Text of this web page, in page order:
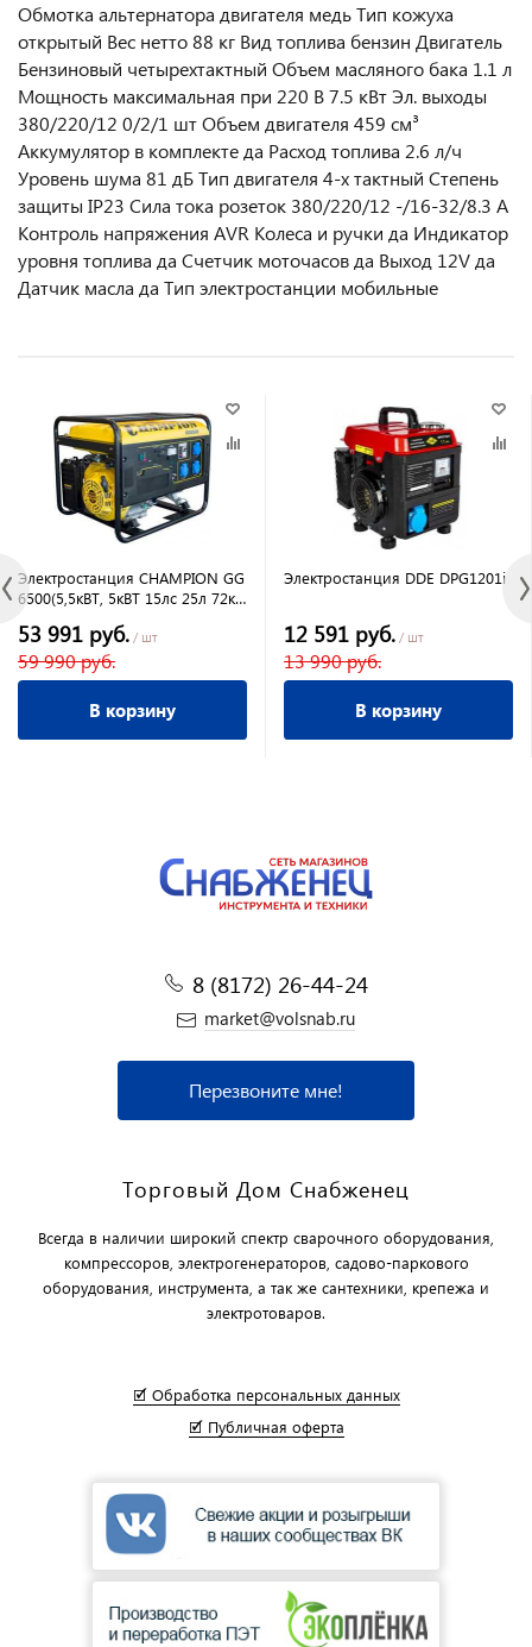
Обмотка альтернатора двигателя медь Тип кожуха
открытый Вес нетто 88 кг Вид топлива бензин Двигатель
Бензиновый четырехтактный Объем масляного бака 1.1 л
Мощность максимальная при 220 В 7.5 кВт Эл. выходы
380/220/12 0/2/1 шт Объем двигателя 459 см³
Аккумулятор в комплекте да Расход топлива 2.6 л/ч
Уровень шума 81 дБ Тип двигателя 4-х тактный Степень
защиты IP23 Сила тока розеток 380/220/12 -/16-32/8.3 А
Контроль напряжения AVR Колеса и ручки да Индикатор
уровня топлива да Счетчик моточасов да Выход 12V да
Датчик масла да Тип электростанции мобильные
Электростанция CHAMPION GG
6500(5,5кВТ, 5кВТ 15лс 25л 72кг
53 991 руб. / шт
59 990 руб.
В корзину
Электростанция DDE DPG1201i
12 591 руб. / шт
13 990 руб.
В корзину
8 (8172) 26-44-24
market@volsnab.ru
Перезвоните мне!
Торговый Дом Снабженец
Всегда в наличии широкий спектр сварочного оборудования,
компрессоров, электрогенераторов, садово-паркового
оборудования, инструмента, а так же сантехники, крепежа и
электротоваров.
🗹 Обработка персональных данных
🗹 Публичная оферта